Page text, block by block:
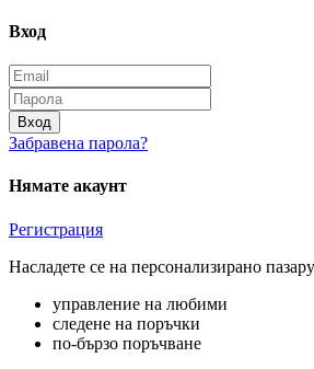
Вход
Вход
Забравена парола?
Нямате акаунт
Регистрация
Насладете се на персонализирано
управление на любими
следене на поръчки
по-бързо поръчване